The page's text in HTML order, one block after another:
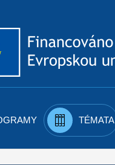
TÉMATA